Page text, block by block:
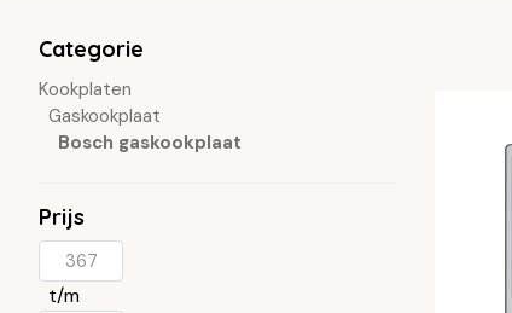
Categorie
Kookplaten
Gaskookplaat
Bosch gaskookplaat
Prijs
t/m